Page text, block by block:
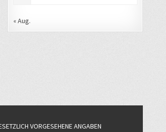
« Aug.
VORGESEHENE ANGABEN